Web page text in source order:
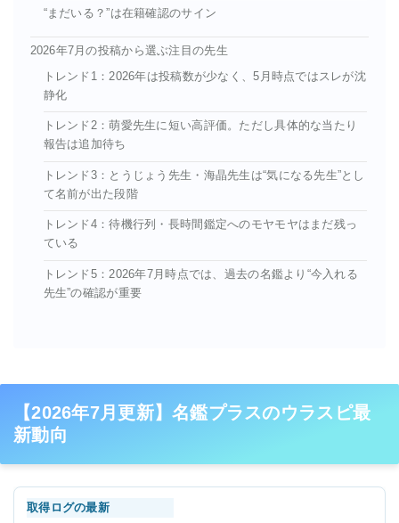
“まだいる？”は在籍確認のサイン
2026年7月の投稿から選ぶ注目の先生
トレンド1：2026年は投稿数が少なく、5月時点ではスレが沈
静化
トレンド2：萌愛先生に短い高評価。ただし具体的な当たり
報告は追加待ち
トレンド3：とうじょう先生・海晶先生は“気になる先生”とし
て名前が出た段階
トレンド4：待機行列・長時間鑑定へのモヤモヤはまだ残っ
ている
トレンド5：2026年7月時点では、過去の名鑑より“今入れる
先生”の確認が重要
【2026年7月更新】名鑑プラスのウラスピ最
新動向
取得ログの最新